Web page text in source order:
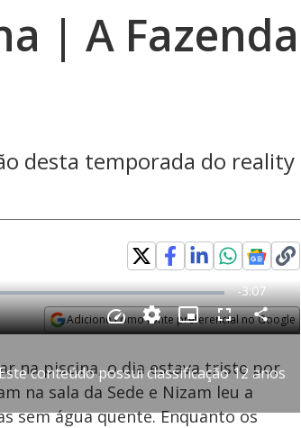
| A Fazenda
desta temporada do reality
Adicione como fonte preferencial no Google
Este conteúdo possui classificação 12 anos
Velocidade
na piscina, o dia estava triste por
na sala da Sede e Nizam leu a
sem água quente. Enquanto os